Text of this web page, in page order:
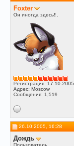
Foxter
Он иногда здесь!!.
Регистрация: 17.10.2005
Адрес: Moscow
Сообщения: 1,519
26.10.2005, 16:28
Дождь
Пользователь